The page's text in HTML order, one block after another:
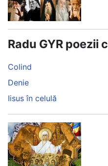
Radu GYR poezii
Colind
Denie
Iisus în celulă